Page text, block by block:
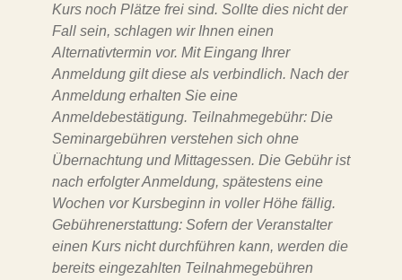
Kurs noch Plätze frei sind. Sollte dies nicht der
Fall sein, schlagen wir Ihnen einen
Alternativtermin vor. Mit Eingang Ihrer
Anmeldung gilt diese als verbindlich. Nach der
Anmeldung erhalten Sie eine
Anmeldebestätigung. Teilnahmegebühr: Die
Seminargebühren verstehen sich ohne
Übernachtung und Mittagessen. Die Gebühr ist
nach erfolgter Anmeldung, spätestens eine
Wochen vor Kursbeginn in voller Höhe fällig.
Gebührenerstattung: Sofern der Veranstalter
einen Kurs nicht durchführen kann, werden die
bereits eingezahlten Teilnahmegebühren